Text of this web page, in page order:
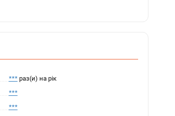
*** раз(и) на рік
***
***